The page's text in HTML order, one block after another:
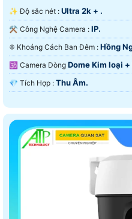
✨ Độ sắc nét : Ultra 2k + .
⚒ Công Nghệ Camera : IP.
❈ Khoảng Cách Ban Đêm : Hồng
🕉️ Camera Dòng Dome Kim loại +
️💎 Tích Hợp : Thu Âm.